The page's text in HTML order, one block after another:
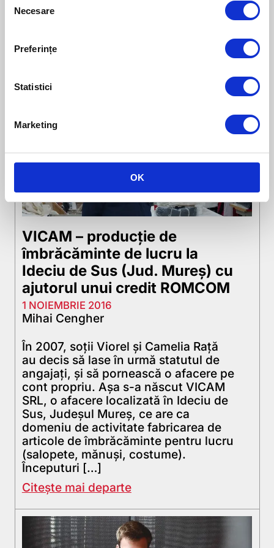
Selection
Necesare
Preferințe
Statistici
Marketing
OK
Finanțări nerambursabile În anul
2015, KOSMO CLEAN a aplicat pentru
Citește mai departe
VICAM – producție de
îmbrăcăminte de lucru la
Ideciu de Sus (Jud. Mureș) cu
ajutorul unui credit ROMCOM
1 NOIEMBRIE 2016
Mihai Cengher
În 2007, soții Viorel și Camelia Rață
au decis să lase în urmă statutul de
angajați, și să pornească o afacere pe
cont propriu. Așa s-a născut VICAM
SRL, o afacere localizată în Ideciu de
Sus, Judeșul Mureș, ce are ca
domeniu de activitate fabricarea de
articole de îmbrăcăminte pentru lucru
(salopete, mănuși, costume).
Începuturi […]
Citește mai departe